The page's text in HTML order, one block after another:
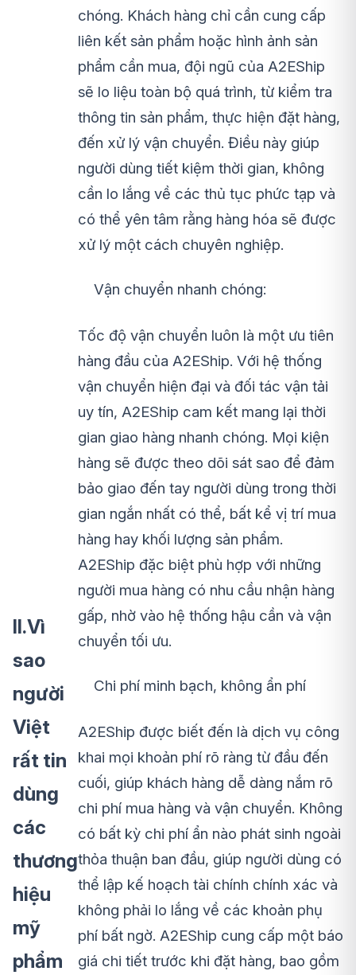
II.Vì
sao
người
Việt
rất tin
dùng
các
thương
hiệu
mỹ
phẩm
chóng. Khách hàng chỉ cần cung cấp
liên kết sản phẩm hoặc hình ảnh sản
phẩm cần mua, đội ngũ của A2EShip
sẽ lo liệu toàn bộ quá trình, từ kiểm tra
thông tin sản phẩm, thực hiện đặt hàng,
đến xử lý vận chuyển. Điều này giúp
người dùng tiết kiệm thời gian, không
cần lo lắng về các thủ tục phức tạp và
có thể yên tâm rằng hàng hóa sẽ được
xử lý một cách chuyên nghiệp.
Vận chuyển nhanh chóng:
Tốc độ vận chuyển luôn là một ưu tiên
hàng đầu của A2EShip. Với hệ thống
vận chuyển hiện đại và đối tác vận tải
uy tín, A2EShip cam kết mang lại thời
gian giao hàng nhanh chóng. Mọi kiện
hàng sẽ được theo dõi sát sao để đảm
bảo giao đến tay người dùng trong thời
gian ngắn nhất có thể, bất kể vị trí mua
hàng hay khối lượng sản phẩm.
A2EShip đặc biệt phù hợp với những
người mua hàng có nhu cầu nhận hàng
gấp, nhờ vào hệ thống hậu cần và vận
chuyển tối ưu.
Chi phí minh bạch, không ẩn phí
A2EShip được biết đến là dịch vụ công
khai mọi khoản phí rõ ràng từ đầu đến
cuối, giúp khách hàng dễ dàng nắm rõ
chi phí mua hàng và vận chuyển. Không
có bất kỳ chi phí ẩn nào phát sinh ngoài
thỏa thuận ban đầu, giúp người dùng có
thể lập kế hoạch tài chính chính xác và
không phải lo lắng về các khoản phụ
phí bất ngờ. A2EShip cung cấp một báo
giá chi tiết trước khi đặt hàng, bao gồm